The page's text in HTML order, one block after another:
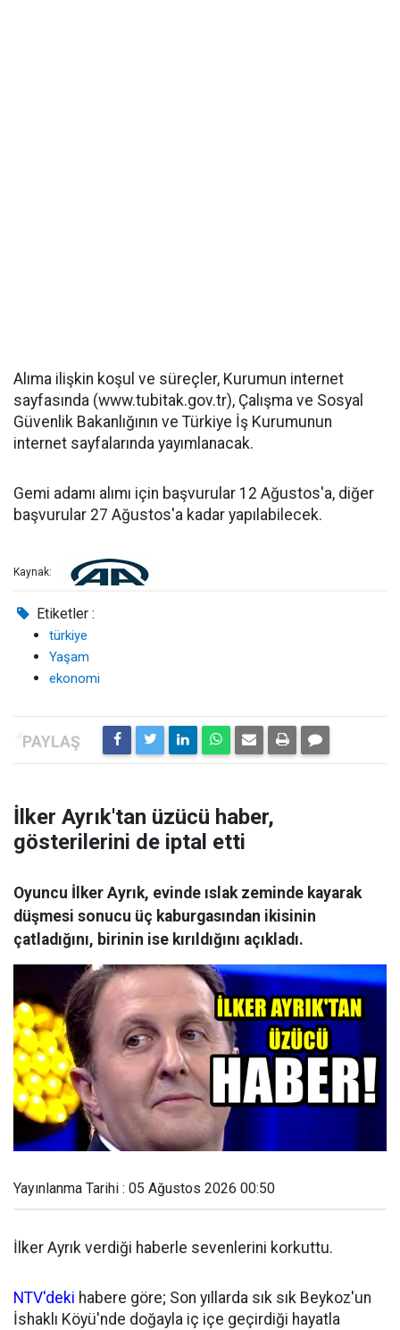
Alıma ilişkin koşul ve süreçler, Kurumun internet
sayfasında (www.tubitak.gov.tr), Çalışma ve Sosyal
Güvenlik Bakanlığının ve Türkiye İş Kurumunun
internet sayfalarında yayımlanacak.
Gemi adamı alımı için başvurular 12 Ağustos'a, diğer
başvurular 27 Ağustos'a kadar yapılabilecek.
Kaynak:
Etiketler :
türkiye
Yaşam
ekonomi
İlker Ayrık'tan üzücü haber,
gösterilerini de iptal etti
Oyuncu İlker Ayrık, evinde ıslak zeminde kayarak
düşmesi sonucu üç kaburgasından ikisinin
çatladığını, birinin ise kırıldığını açıkladı.
Yayınlanma Tarihi : 05 Ağustos 2026 00:50
İlker Ayrık verdiği haberle sevenlerini korkuttu.
NTV'deki habere göre; Son yıllarda sık sık Beykoz'un
İshaklı Köyü'nde doğayla iç içe geçirdiği hayatla